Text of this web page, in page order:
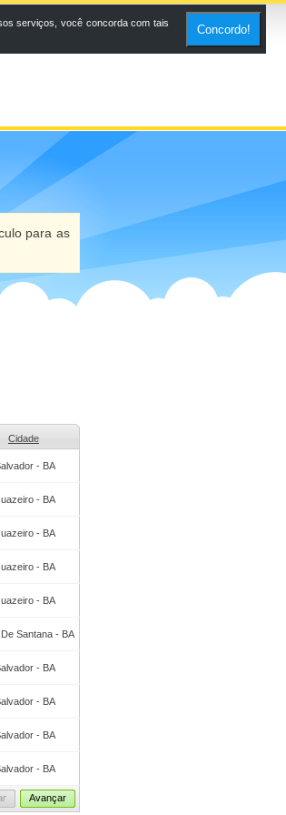
para as
Cidade
- BA
- BA
- BA
- BA
- BA
Santana - BA
- BA
- BA
- BA
- BA
Avançar
serviços, você concorda com tais
Concordo!